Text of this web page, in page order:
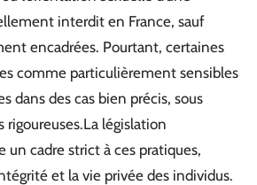
interdit en France, sauf
encadrées. Pourtant, certaines
comme particulièrement sensibles
dans des cas bien précis, sous
rigoureuses.La législation
un cadre strict à ces pratiques,
et la vie privée des individus.